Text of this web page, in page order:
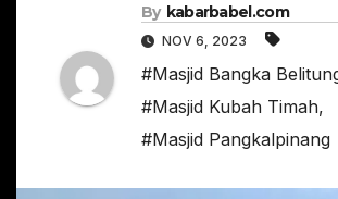
By kabarbabel.com
NOV 6, 2023
#Masjid Bangka
#Masjid Kubah Timah,
#Masjid Pangkalpinang